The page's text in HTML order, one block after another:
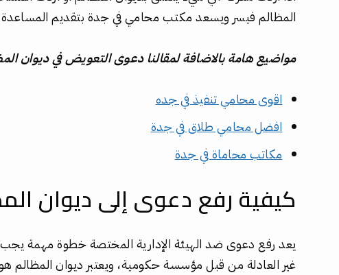
المظالم فيسر ويسعد مكتب محامي في جدة بتقديم
مواضيع هامة بالاضافة لمقالنا دعوى التعويض في ديوان
اقوى محامي تنفيذ في جده
افضل محامي طلاق في جدة
مكاتب محاماة في جدة
كيفية رفع دعوى إلى ديوان
يعد رفع دعوى ضد الهيئة الإدارية المختصة خطوة مهمة
غير العادلة من قبل مؤسسة حكومية، ويعتبر ديوان المظالم هو